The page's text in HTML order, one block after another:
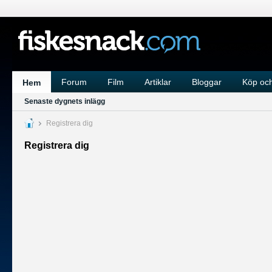
Hem Forum Film Artiklar Bloggar Köp
Senaste dygnets inlägg
Registrera dig
Registrera dig